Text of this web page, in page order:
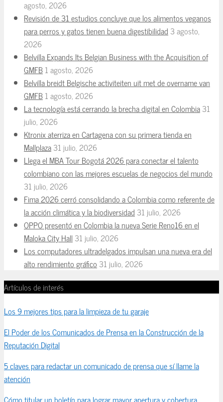
agosto, 2026
Revisión de 31 estudios concluye que los alimentos veganos
para perros y gatos tienen buena digestibilidad 3 agosto,
2026
Belvilla Expands Its Belgian Business with the Acquisition of
GMFB1 agosto, 2026
Belvilla breidt Belgische activiteiten uit met de overname van
GMFB1 agosto, 2026
La tecnología está cerrando la brecha digital en Colombia31
julio, 2026
Ktronix aterriza en Cartagena con su primera tienda en
Mallplaza31 julio, 2026
Llega el MBA Tour Bogotá 2026 para conectar el talento
colombiano con las mejores escuelas de negocios del mundo
31 julio, 2026
Fima 2026 cerró consolidando a Colombia como referente de
la acción climática y la biodiversidad 31 julio, 2026
OPPO presentó en Colombia la nueva Serie Reno16 en el
Maloka City Hall 31 julio, 2026
Los computadores ultradelgados impulsan una nueva era del
alto rendimiento gráfico 31 julio, 2026
Artículos de interés
Los 9 mejores tips para la limpieza de tu garaje
El Poder de los Comunicados de Prensa en la Construcción de la
Reputación Digital
5 claves para redactar un comunicado de prensa que sí llame la
atención
Cómo titular un boletín para lograr mayor apertura y cobertura